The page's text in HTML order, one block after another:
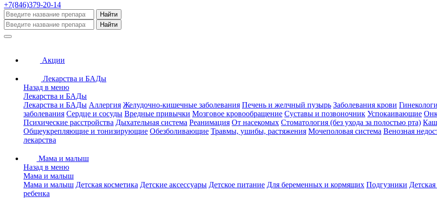
+7(846)379-20-14
Найти
Найти
Акции
Лекарства и БАДы
Назад в меню
Лекарства и БАДы
Лекарства и БАДы Аллергия Желудочно-кишечные заболевания Печень и желчный пузырь Заболевания крови
заболевания Сердце и сосуды Вредные привычки Мозговое кровообращение Суставы и позвоночник Успокаивающие
Психические расстройства Дыхательная система Реанимация От насекомых Стоматология (без ухода за полостью рта)
Общеукрепляющие и тонизирующие Обезболивающие Травмы, ушибы, растяжения Мочеполовая система Венозная
лекарства
Мама и малыш
Назад в меню
Мама и малыш
Мама и малыш Детская косметика Детские аксессуары Детское питание Для беременных и кормящих Подгузники
ребенка